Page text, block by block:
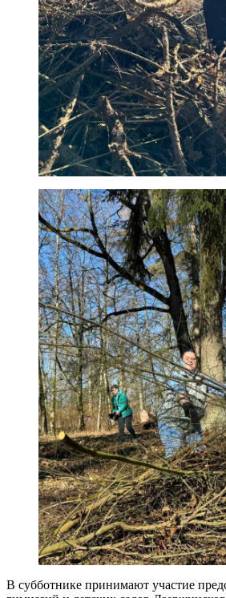
В субботнике принимают участие